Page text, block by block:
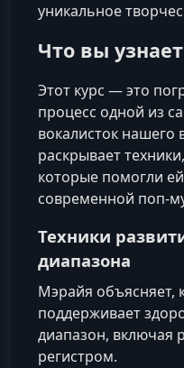
уникальное
Что вы
Этот курс — это
процесс одной из
вокалисток
раскрывает
которые помогли
современной поп-
Техники
диапазона
Мэрайя объясняет,
поддерживает
диапазон, включая
регистром.